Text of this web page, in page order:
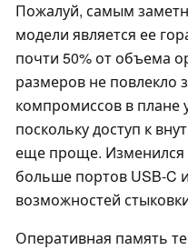
Пожалуй, самым
модели является ее
почти 50% от объема
размеров не повлекло
компромиссов в плане
поскольку доступ к
еще проще. Изменился
больше портов USB-C
возможностей
Оперативная память